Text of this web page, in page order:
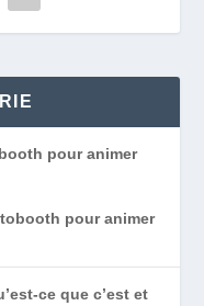
pour animer
ce que c’est et